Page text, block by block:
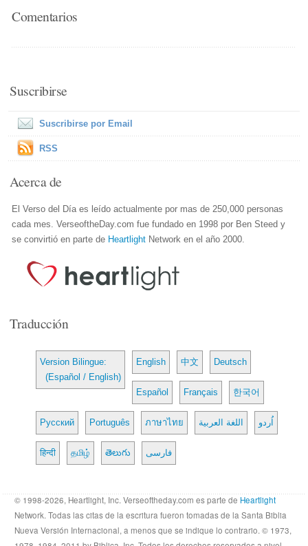
Comentarios
Suscribirse
Suscribirse por Email
RSS
Acerca de
El Verso del Día es leído actualmente por mas de 250,000 personas
cada mes. VerseoftheDay.com fue fundado en 1998 por Ben Steed y
se convirtió en parte de Heartlight Network en el año 2000.
Traducción
Version Bilingue:
(Español / English)
English 中文 Deutsch
Español Français 한국어
Русский Português ภาษาไทย اللغة العربية اُردو
हिन्दी தமிழ் తెలుగు فارسی
© 1998-2026, Heartlight, Inc. Verseoftheday.com es parte de Heartlight
Network. Todas las citas de la escritura fueron tomadas de la Santa Biblia
Nueva Versión Internacional, a menos que se indique lo contrario. © 1973,